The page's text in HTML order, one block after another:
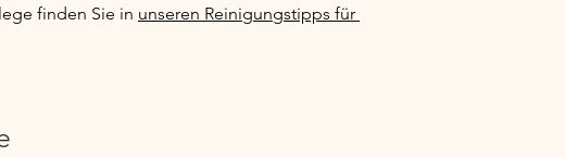
finden Sie in unseren Reinigungstipps für